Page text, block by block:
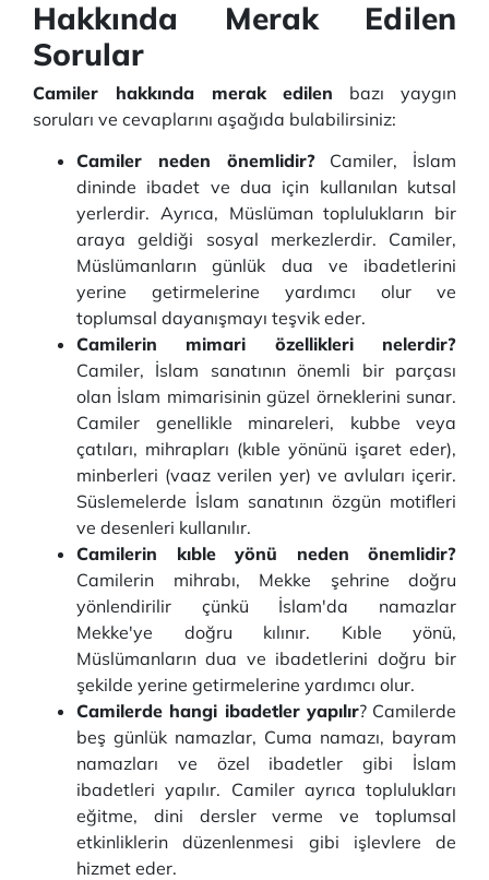
Hakkında Merak Edilen
Sorular
Camiler hakkında merak edilen bazı yaygın
soruları ve cevaplarını aşağıda bulabilirsiniz:
Camiler neden önemlidir?Camiler, İslam
dininde ibadet ve dua için kullanılan kutsal
yerlerdir. Ayrıca, Müslüman toplulukların bir
araya geldiği sosyal merkezlerdir. Camiler,
Müslümanların günlük dua ve ibadetlerini
yerine getirmelerine yardımcı olur ve
toplumsal dayanışmayı teşvik eder.
Camilerin mimari özellikleri nelerdir?
Camiler, İslam sanatının önemli bir parçası
olan İslam mimarisinin güzel örneklerini sunar.
Camiler genellikle minareleri, kubbe veya
çatıları, mihrapları (kıble yönünü işaret eder),
minberleri (vaaz verilen yer) ve avluları içerir.
Süslemelerde İslam sanatının özgün motifleri
ve desenleri kullanılır.
Camilerin kıble yönü neden önemlidir?
Camilerin mihrabı, Mekke şehrine doğru
yönlendirilir çünkü İslam'da namazlar
Mekke'ye doğru kılınır. Kıble yönü,
Müslümanların dua ve ibadetlerini doğru bir
şekilde yerine getirmelerine yardımcı olur.
Camilerde hangi ibadetler yapılır? Camilerde
beş günlük namazlar, Cuma namazı, bayram
namazları ve özel ibadetler gibi İslam
ibadetleri yapılır. Camiler ayrıca toplulukları
eğitme, dini dersler verme ve toplumsal
etkinliklerin düzenlenmesi gibi işlevlere de
hizmet eder.